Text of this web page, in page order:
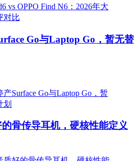
Go与Laptop Go，暂无替
骨传导耳机，硬核性能定义